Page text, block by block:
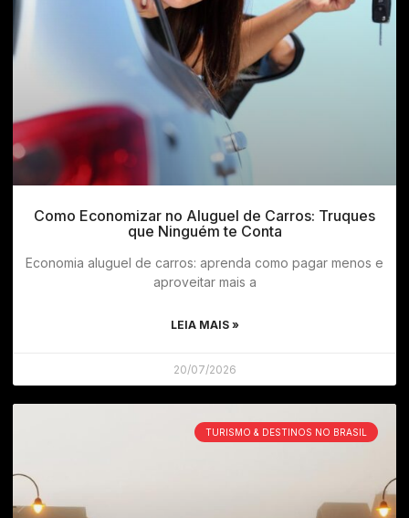
Como Economizar no Aluguel de Carros: Truques
que Ninguém te Conta
Economia aluguel de carros: aprenda como pagar menos e
aproveitar mais a
LEIA MAIS »
20/07/2026
TURISMO & DESTINOS NO BRASIL